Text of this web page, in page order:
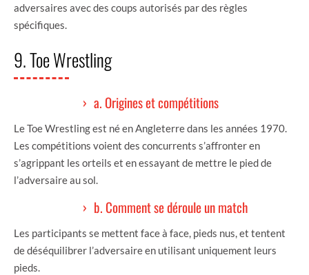
adversaires avec des coups autorisés par des règles
spécifiques.
9. Toe Wrestling
a. Origines et compétitions
Le Toe Wrestling est né en Angleterre dans les années 1970.
Les compétitions voient des concurrents s’affronter en
s’agrippant les orteils et en essayant de mettre le pied de
l’adversaire au sol.
b. Comment se déroule un match
Les participants se mettent face à face, pieds nus, et tentent
de déséquilibrer l’adversaire en utilisant uniquement leurs
pieds.